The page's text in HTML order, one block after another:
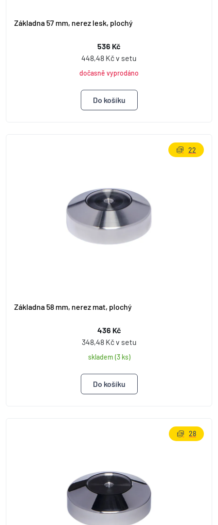
Základna 57 mm, nerez lesk, plochý
536 Kč
448,48 Kč v setu
dočasně vyprodáno
Základna 58 mm, nerez mat, plochý
436 Kč
348,48 Kč v setu
skladem (3 ks)
22
28